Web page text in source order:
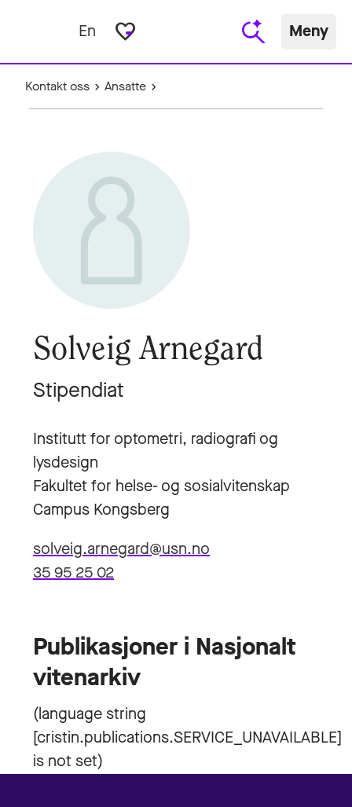
En favorite_border Meny
Kontakt oss Ansatte
Solveig Arnegard
Stipendiat
Institutt for optometri, radiografi og
lysdesign
Fakultet for helse- og sosialvitenskap
Campus Kongsberg
solveig.arnegard@usn.no
35 95 25 02
Publikasjoner i Nasjonalt
vitenarkiv